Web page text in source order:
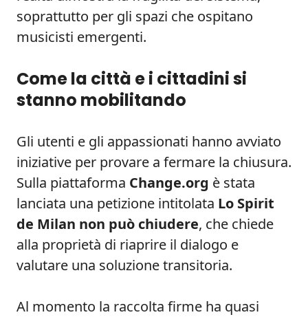
soprattutto per gli spazi che ospitano
musicisti emergenti.
Come la città e i cittadini si
stanno mobilitando
Gli utenti e gli appassionati hanno avviato
iniziative per provare a fermare la chiusura.
Sulla piattaforma Change.org è stata
lanciata una petizione intitolata Lo Spirit
de Milan non può chiudere, che chiede
alla proprietà di riaprire il dialogo e
valutare una soluzione transitoria.
Al momento la raccolta firme ha quasi